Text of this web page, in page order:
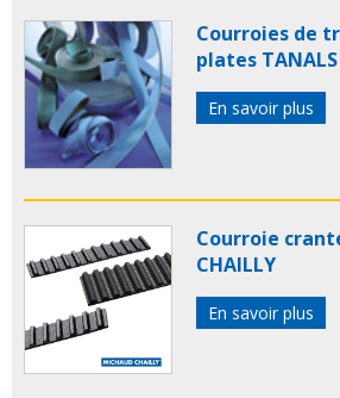
Courroies de
plates TANALS
En savoir plus
Courroie
CHAILLY
En savoir plus